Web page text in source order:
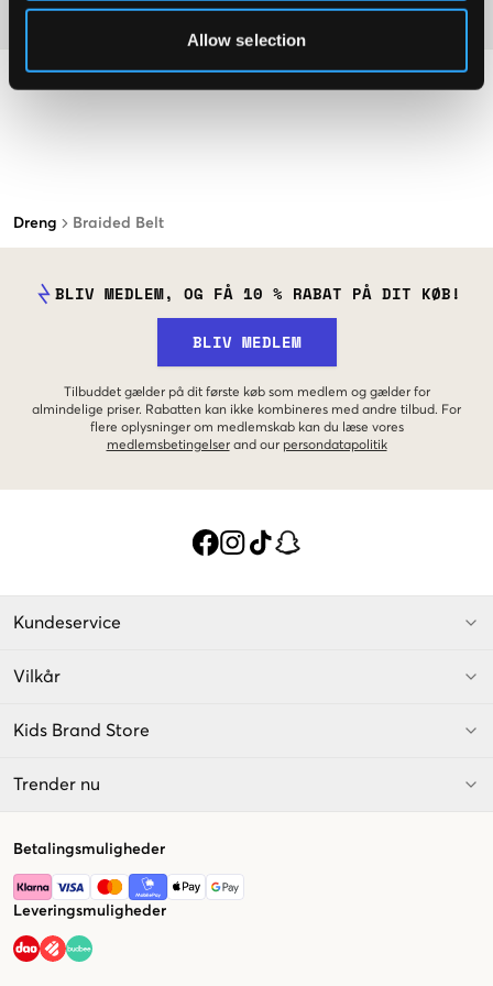
Allow selection
Dreng Braided Belt
Materiale
BLIV MEDLEM, OG FÅ 10 % RABAT PÅ DIT KØB!
BLIV MEDLEM
Tilbuddet gælder på dit første køb som medlem og gælder for
almindelige priser. Rabatten kan ikke kombineres med andre tilbud. For
flere oplysninger om medlemskab kan du læse vores
medlemsbetingelser and our persondatapolitik
Kundeservice
Vilkår
Kids Brand Store
Trender nu
Betalingsmuligheder
Leveringsmuligheder